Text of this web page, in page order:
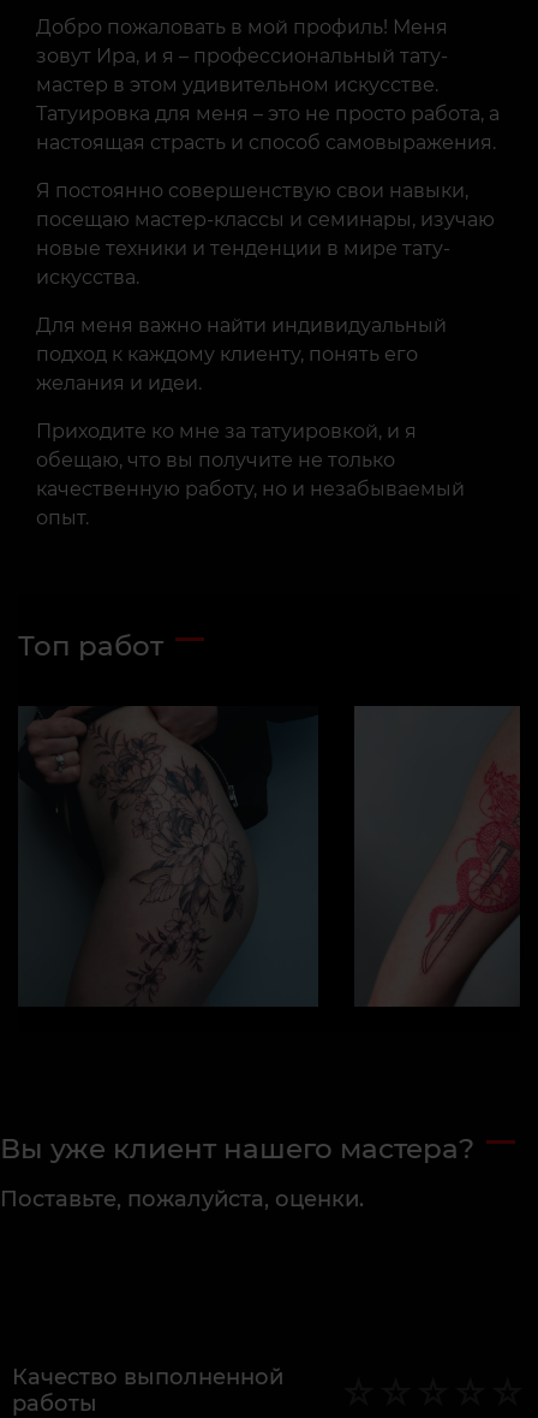
Добро пожаловать в мой профиль! Меня
зовут Ира, и я – профессиональный тату-
мастер в этом удивительном искусстве.
Татуировка для меня – это не просто работа, а
настоящая страсть и способ самовыражения.
Я постоянно совершенствую свои навыки,
посещаю мастер-классы и семинары, изучаю
новые техники и тенденции в мире тату-
искусства.
Для меня важно найти индивидуальный
подход к каждому клиенту, понять его
желания и идеи.
Приходите ко мне за татуировкой, и я
обещаю, что вы получите не только
качественную работу, но и незабываемый
опыт.
Топ работ
Вы уже клиент нашего мастера?
Поставьте, пожалуйста, оценки.
Качество выполненной
работы